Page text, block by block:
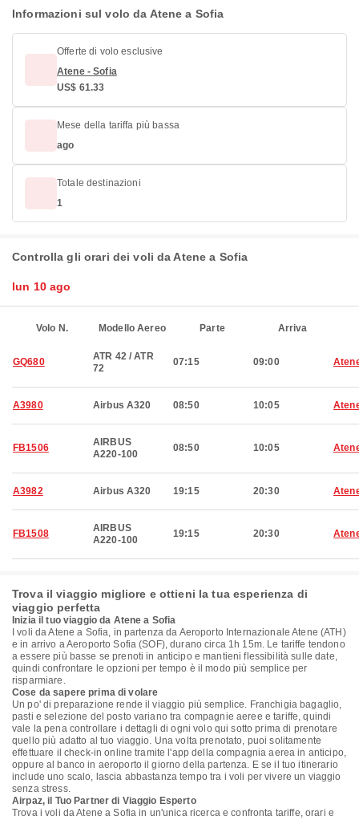
Informazioni sul volo da Atene a Sofia
Offerte di volo esclusive
Atene - Sofia
US$ 61.33
Mese della tariffa più bassa
ago
Totale destinazioni
1
Controlla gli orari dei voli da Atene a Sofia
lun 10 ago
Volo N. Modello Aereo Parte Arriva
GQ680
ATR 42 / ATR
72
07:15 09:00
A3980 Airbus A320 08:50 10:05
FB1506
AIRBUS
A220-100
08:50 10:05
A3982 Airbus A320 19:15 20:30
FB1508
AIRBUS
A220-100
19:15 20:30
Trova il viaggio migliore e ottieni la tua esperienza di
viaggio perfetta
Inizia il tuo viaggio da Atene a Sofia
I voli da Atene a Sofia, in partenza da Aeroporto Internazionale Atene (ATH)
e in arrivo a Aeroporto Sofia (SOF), durano circa 1h 15m. Le tariffe tendono
a essere più basse se prenoti in anticipo e mantieni flessibilità sulle date,
quindi confrontare le opzioni per tempo è il modo più semplice per
risparmiare.
Cose da sapere prima di volare
Un po' di preparazione rende il viaggio più semplice. Franchigia bagaglio,
pasti e selezione del posto variano tra compagnie aeree e tariffe, quindi
vale la pena controllare i dettagli di ogni volo qui sotto prima di prenotare
quello più adatto al tuo viaggio. Una volta prenotato, puoi solitamente
effettuare il check-in online tramite l'app della compagnia aerea in anticipo,
oppure al banco in aeroporto il giorno della partenza. E se il tuo itinerario
include uno scalo, lascia abbastanza tempo tra i voli per vivere un viaggio
senza stress.
Airpaz, il Tuo Partner di Viaggio Esperto
Trova i voli da Atene a Sofia in un'unica ricerca e confronta tariffe, orari e